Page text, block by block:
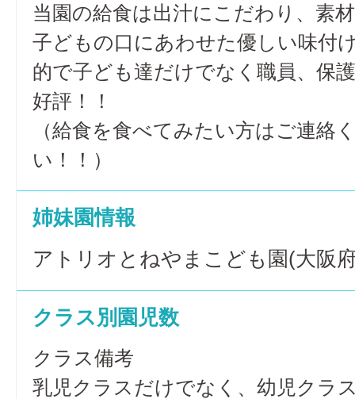
当園の給食は出汁にこだわり、素
子どもの口にあわせた優しい味付
的で子ども達だけでなく職員、保
好評！！
（給食を食べてみたい方はご連絡
い！！）
姉妹園情報
アトリオとねやまこども園(大阪
クラス別園児数
クラス備考
乳児クラスだけでなく、幼児クラ